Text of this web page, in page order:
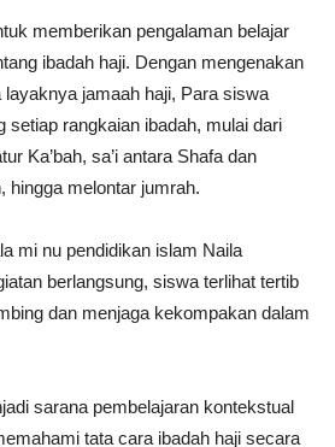
memberikan pengalaman belajar
ibadah haji. Dengan mengenakan
layaknya jamaah haji, Para siswa
setiap rangkaian ibadah, mulai dari
Ka’bah, sa’i antara Shafa dan
hingga melontar jumrah.
mi nu pendidikan islam Naila
berlangsung, siswa terlihat tertib
dan menjaga kekompakan dalam
sarana pembelajaran kontekstual
tata cara ibadah haji secara